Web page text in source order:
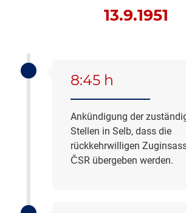
13.9.1951
8:45 h
Ankündigung der
Stellen in Selb, dass die
rückkehrwilligen
ČSR übergeben werden.